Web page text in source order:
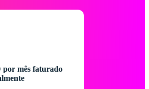
por mês faturado